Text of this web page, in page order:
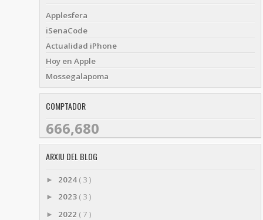
Applesfera
iSenaCode
Actualidad iPhone
Hoy en Apple
Mossegalapoma
COMPTADOR
666,680
ARXIU DEL BLOG
► 2024 ( 3 )
► 2023 ( 3 )
► 2022 ( 7 )